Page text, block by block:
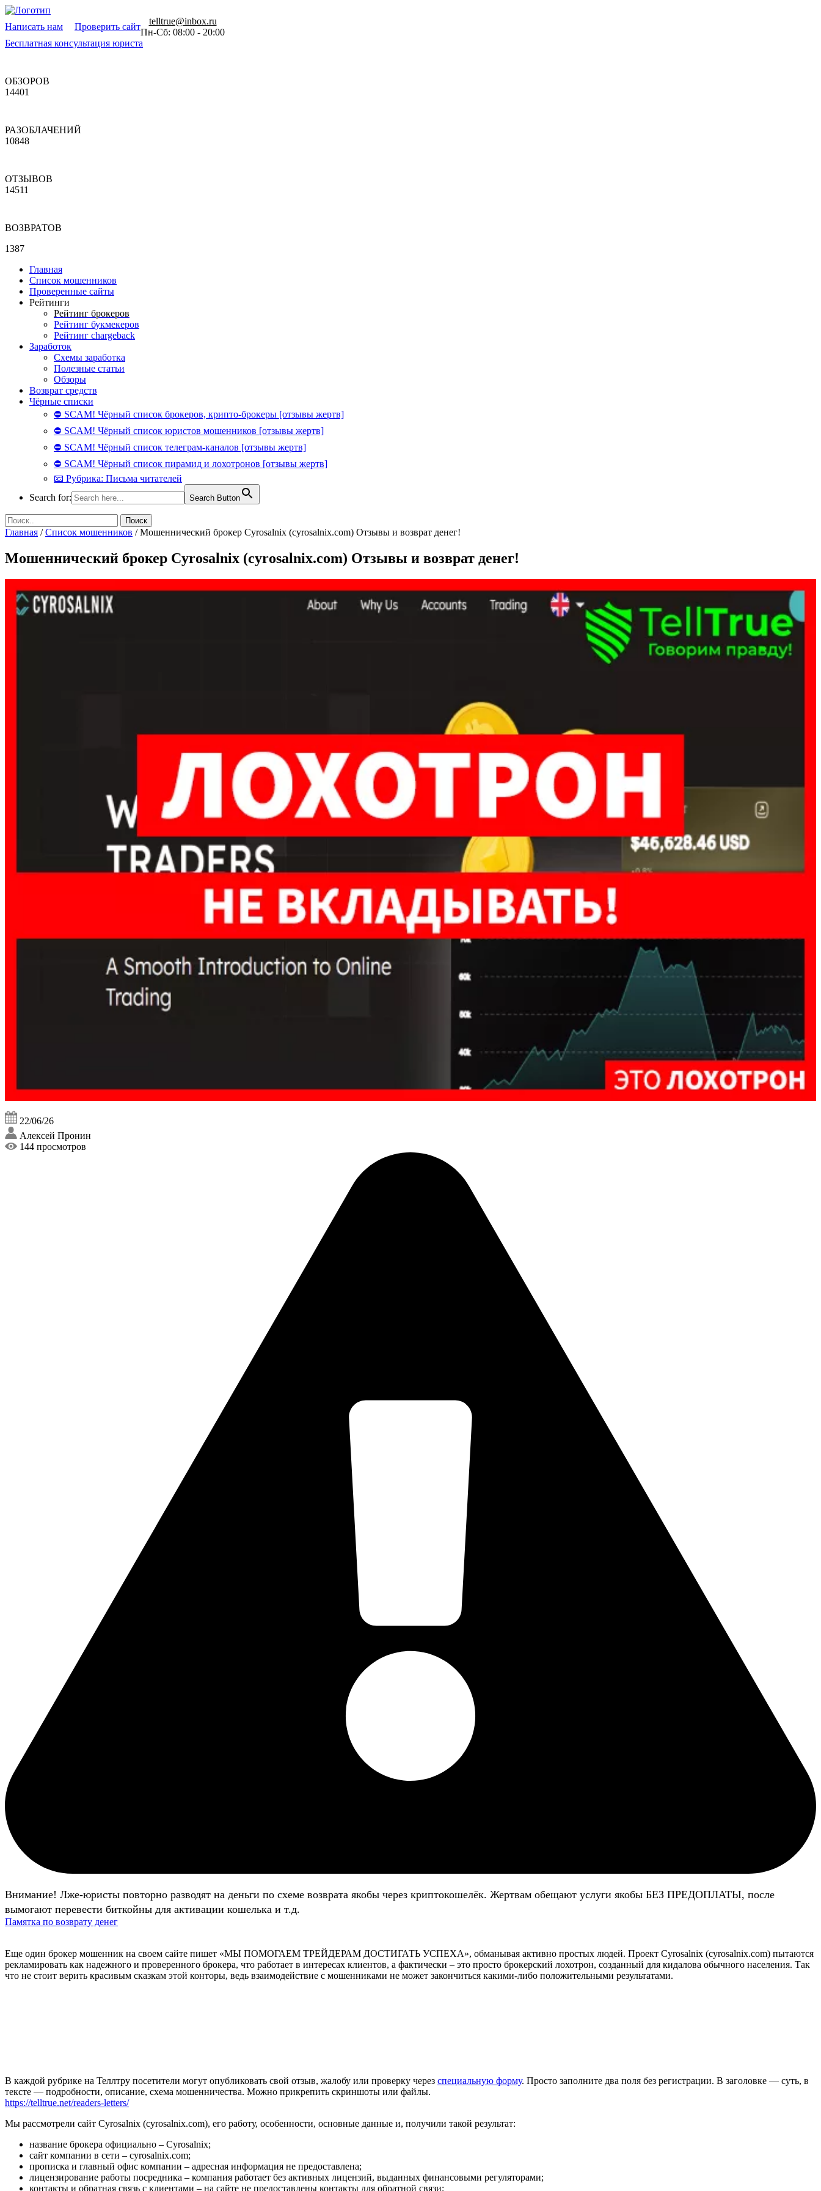
Написать нам Проверить сайт
telltrue@inbox.ru
Пн-Сб: 08:00 - 20:00
Бесплатная консультация юриста
ОБЗОРОВ
14401
РАЗОБЛАЧЕНИЙ
10848
ОТЗЫВОВ
14511
ВОЗВРАТОВ
1387
Главная
Список мошенников
Проверенные сайты
Рейтинги
Рейтинг брокеров
Рейтинг букмекеров
Рейтинг chargeback
Заработок
Схемы заработка
Полезные статьи
Обзоры
Возврат средств
Чёрные списки
⛔ SCAM! Чёрный список брокеров, крипто-брокеры [отзывы жертв]
⛔ SCAM! Чёрный список юристов мошенников [отзывы жертв]
⛔ SCAM! Чёрный список телеграм-каналов [отзывы жертв]
⛔ SCAM! Чёрный список пирамид и лохотронов [отзывы жертв]
📧 Рубрика: Письма читателей
Search for:
Search Button
Главная /Список мошенников /Мошеннический брокер Cyrosalnix (cyrosalnix.com) Отзывы и возврат денег!
Мошеннический брокер Cyrosalnix (cyrosalnix.com) Отзывы и возврат денег!
22/06/26
Алексей Пронин
144 просмотров
Внимание! Лже-юристы повторно разводят на деньги по схеме возврата якобы через криптокошелёк. Жертвам обещают услуги якобы БЕЗ ПРЕДОПЛАТЫ, после
вымогают перевести биткойны для активации кошелька и т.д.
Памятка по возврату денег
Еще один брокер мошенник на своем сайте пишет «МЫ ПОМОГАЕМ ТРЕЙДЕРАМ ДОСТИГАТЬ УСПЕХА», обманывая активно простых людей. Проект Cyrosalnix (cyrosalnix.com) пытаются
рекламировать как надежного и проверенного брокера, что работает в интересах клиентов, а фактически – это просто брокерский лохотрон, созданный для кидалова обычного населения. Так
что не стоит верить красивым сказкам этой конторы, ведь взаимодействие с мошенниками не может закончиться какими-либо положительными результатами.
В каждой рубрике на Теллтру посетители могут опубликовать свой отзыв, жалобу или проверку через специальную форму. Просто заполните два поля без регистрации. В заголовке — суть, в
тексте — подробности, описание, схема мошенничества. Можно прикрепить скриншоты или файлы.
https://telltrue.net/readers-letters/
Мы рассмотрели сайт Cyrosalnix (cyrosalnix.com), его работу, особенности, основные данные и, получили такой результат:
название брокера официально – Cyrosalnix;
сайт компании в сети – cyrosalnix.com;
прописка и главный офис компании – адресная информация не предоставлена;
лицензирование работы посредника – компания работает без активных лицензий, выданных финансовыми регуляторами;
контакты и обратная связь с клиентами – на сайте не предоставлены контакты для обратной связи;